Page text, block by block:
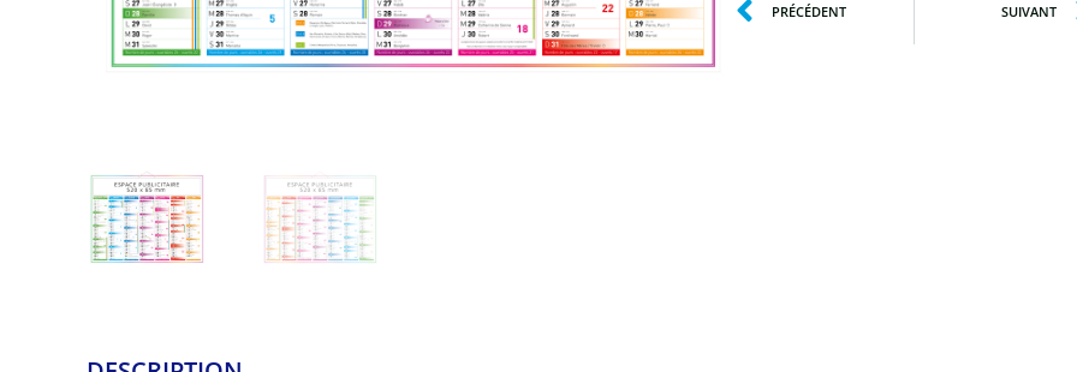
PRÉCÉDENT SUIVANT